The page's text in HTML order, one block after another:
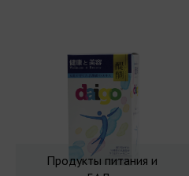
Продукты питания и